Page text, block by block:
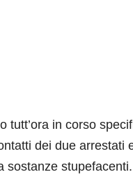
tutt’ora in corso
dei due arrestati
sostanze stupefacenti.